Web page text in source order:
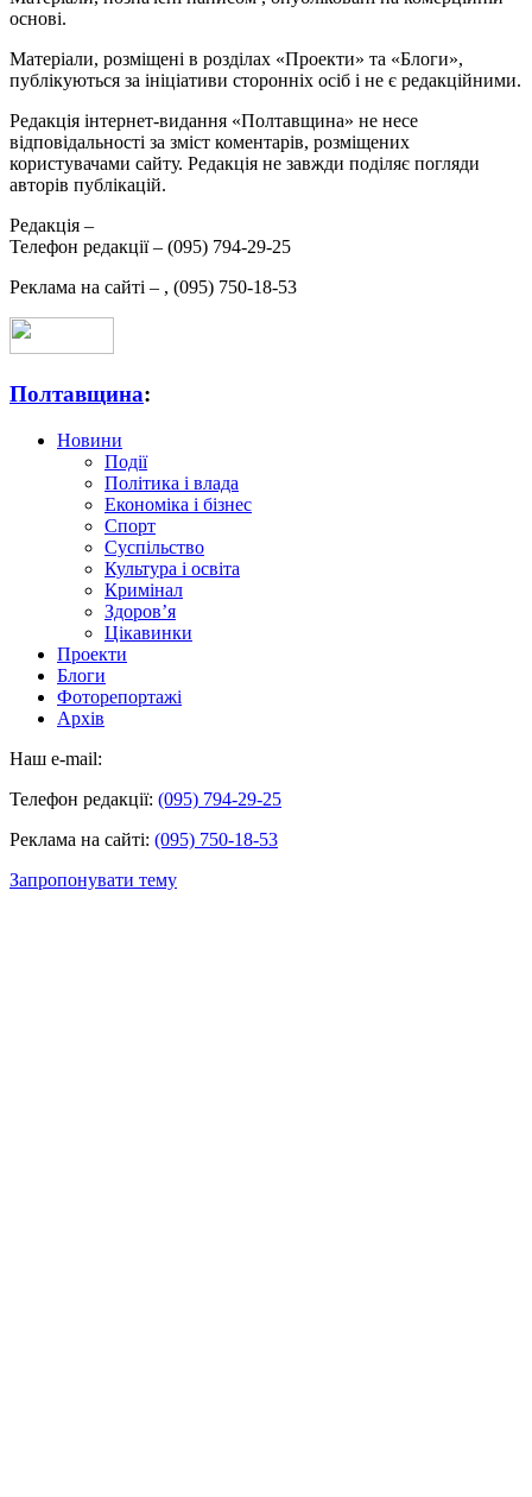
основі.
Матеріали, розміщені в розділах «Проекти» та «Блоги»,
публікуються за ініціативи сторонніх осіб і не є редакційними.
Редакція інтернет-видання «Полтавщина» не несе
відповідальності за зміст коментарів, розміщених
користувачами сайту. Редакція не завжди поділяє погляди
авторів публікацій.
Редакція –
Телефон редакції – (095) 794-29-25
Реклама на сайті – , (095) 750-18-53
Полтавщина:
Новини
Події
Політика і влада
Економіка і бізнес
Спорт
Суспільство
Культура і освіта
Кримінал
Здоров’я
Цікавинки
Проекти
Блоги
Фоторепортажі
Архів
Наш e-mail:
Телефон редакції: (095) 794-29-25
Реклама на сайті: (095) 750-18-53
Запропонувати тему